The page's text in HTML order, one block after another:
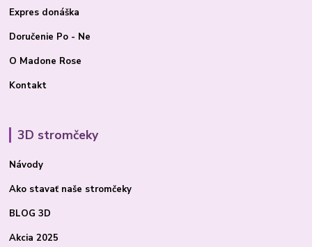
Expres donáška
Doručenie Po - Ne
O Madone Rose
Kontakt
3D stromčeky
Návody
Ako stavať naše stromčeky
BLOG 3D
Akcia 2025